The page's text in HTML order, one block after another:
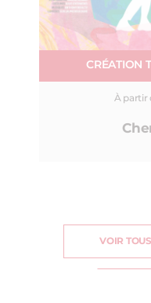
CRÉATION
À partir
VOIR